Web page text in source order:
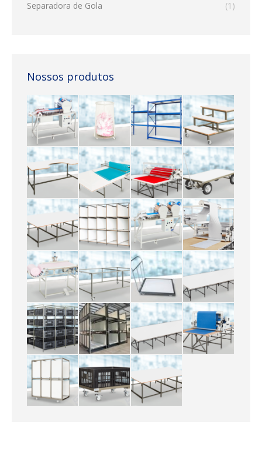
Separadora de Gola
(1)
Nossos produtos